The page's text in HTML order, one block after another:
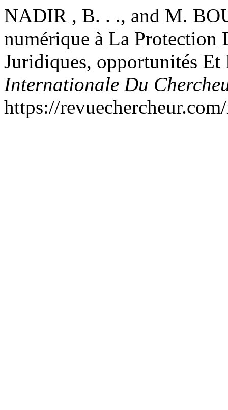
NADIR , B. . ., and M.
numérique à La Protection
Juridiques, opportunités Et
Internationale Du
https://